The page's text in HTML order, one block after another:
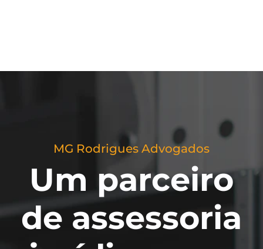
MG Rodrigues Advogados
Um parceiro
de assessoria